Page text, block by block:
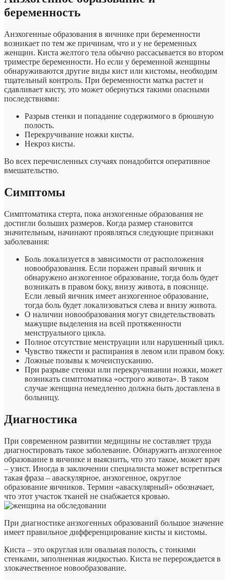
беременность
Анэхогенные образования в яичнике при беременности
возникает по тем же причинам, что и у не беременных
женщин. Киста желтого тела обычно рассасывается во втором
триместре беременности. Но если у беременной женщины
обнаруживаются другие виды кист или кистомы, необходим
тщательный контроль. При беременности матка растет и
сдавливает кисту, это может обернуться такими опасными
последствиями:
Разрыв стенки и попадание содержимого в брюшную
полость.
Перекручивание ножки кисты.
Некроз кисты.
Во всех перечисленных случаях понадобится оперативное
вмешательство.
Симптомы
Симптоматика стерта, пока анэхогенные образования не
достигли больших размеров. Когда размер становится
значительным, начинают проявляться следующие признаки
заболевания:
Боль локализуется в зависимости от расположения
новообразования. Если поражен правый яичник и
обнаружено анэхогенное образование, тогда боль будет
возникать в правом боку, внизу живота, в пояснице.
Если левый яичник имеет анэхогенное образование,
тогда боль будет локализоваться слева и внизу живота.
О наличии новообразования могут свидетельствовать
мажущие выделения на всей протяженности
менструального цикла.
Полное отсутствие менструации или нарушенный цикл.
Чувство тяжести и распирания в левом или правом боку.
Ложные позывы к мочеиспусканию.
При разрыве стенки или перекручивании ножки, может
возникать симптоматика «острого живота». В таком
случае женщина немедленно должна быть доставлена в
больницу.
Диагностика
При современном развитии медицины не составляет труда
диагностировать такое заболевание. Обнаружить анэхогенное
образование в яичнике и выяснить, что это такое, может врач
– узист. Иногда в заключении специалиста может встретиться
такая фраза – аваскулярное, анэхогенное, округлое
образование яичников. Термин «аваскулярный» обозначает,
что этот участок тканей не снабжается кровью.
При диагностике анэхогенных образований большое значение
имеет правильное дифференцирование кисты и кистомы.
Киста – это округлая или овальная полость, с тонкими
стенками, заполненная жидкостью. Киста не перерождается в
злокачественное новообразование.